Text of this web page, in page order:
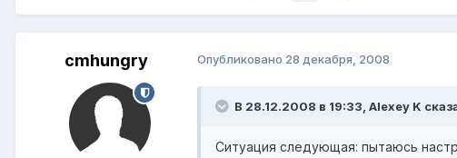
cmhungry Опубликовано 28 декабря, 2008
В 28.12.2008 в 19:33, Alexey K
Ситуация следующая: пытаюсь